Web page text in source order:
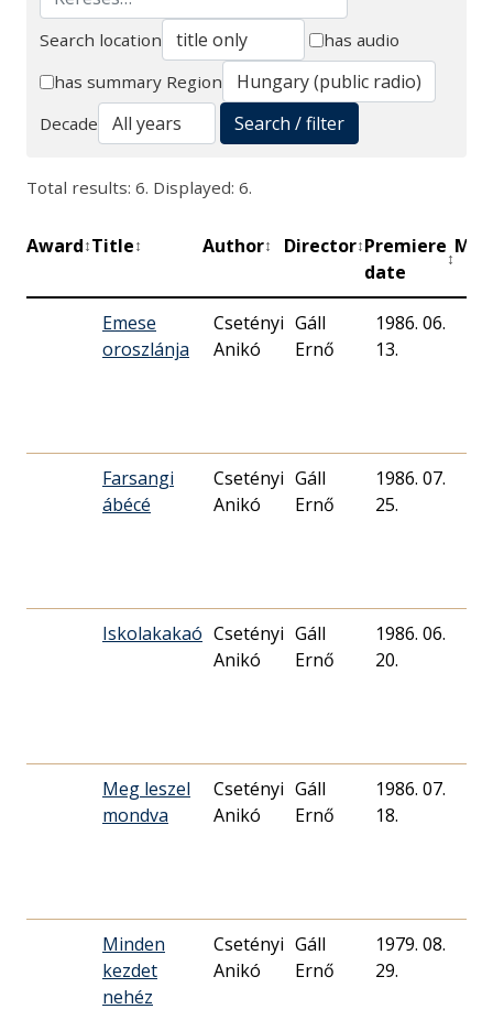
Search
Search location
has audio
has summary Region
Decade
Search / filter
Total results: 6. Displayed: 6.
Award↕Title↕ Author↕ Director↕Premiere
date
↕
Emese
oroszlánja
Csetényi
Anikó
Gáll
Ernő
1986. 06.
13.
Farsangi
ábécé
Csetényi
Anikó
Gáll
Ernő
1986. 07.
25.
Iskolakakaó Csetényi
Anikó
Gáll
Ernő
1986. 06.
20.
Meg leszel
mondva
Csetényi
Anikó
Gáll
Ernő
1986. 07.
18.
Minden
kezdet
nehéz
Csetényi
Anikó
Gáll
Ernő
1979. 08.
29.